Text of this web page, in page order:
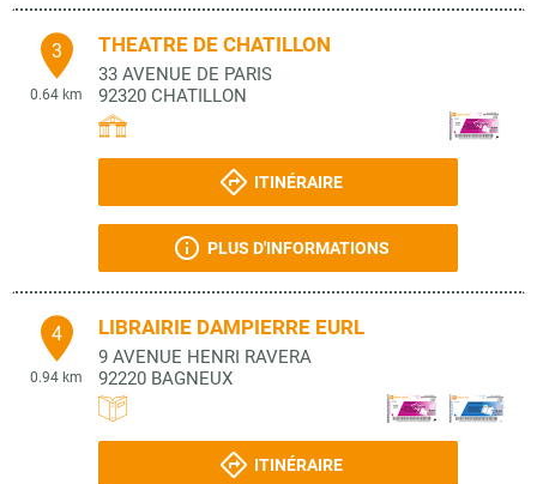
3
0.64 km
THEATRE DE CHATILLON
33 AVENUE DE PARIS
92320 CHATILLON
ITINÉRAIRE
PLUS D'INFORMATIONS
4
0.94 km
LIBRAIRIE DAMPIERRE EURL
9 AVENUE HENRI RAVERA
92220 BAGNEUX
ITINÉRAIRE